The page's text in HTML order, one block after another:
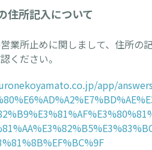
住所記入について
業所止めに関しまして、住所の
ください。
app/